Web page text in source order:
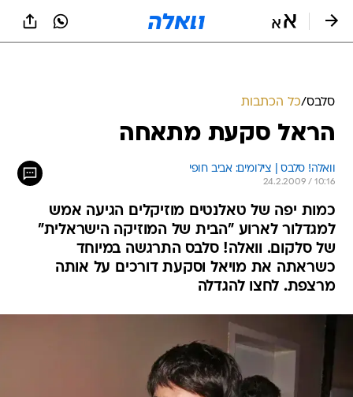
סלבס/כל הכתבות
הראל סקעת מתאחה
וואלה! סלבס | צילומים: אביב חופי
24.2.2009 / 10:16
כמות יפה של טאלנטים מוזיקלים הגיעה אמש
למגדלור לארוע "הבית של המוזיקה הישראלית"
של סלקום. וואלה! סלבס התרגשה במיוחד
כשראתה את מויאל וסקעת דורכים על אותה
מרצפת. לחצו להגדלה